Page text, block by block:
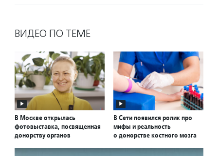
ВИДЕО ПО ТЕМЕ
В Москве открылась
фотовыставка, посвященная
донорству органов
В Сети появился ролик про
мифы и реальность
о донорстве костного мозга